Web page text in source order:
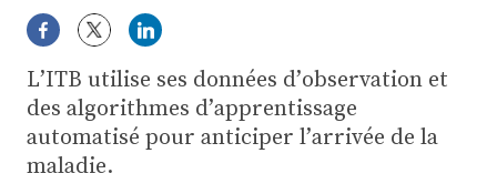
La technique ITB
Pommes de terre
Guides pratiques
Chasse
L’ITB utilise ses données d’observation et
des algorithmes d’apprentissage
automatisé pour anticiper l’arrivée de la
maladie.